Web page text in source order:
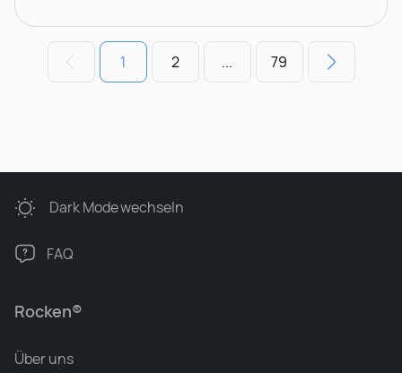
1 2 ... 79
Rocken®
Über uns
Dark Modewechseln
FAQ